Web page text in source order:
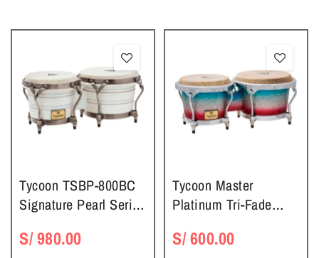
Tycoon TSBP-800BC
Signature Pearl Series
S/ 980.00
Tycoon Master
Platinum Tri-Fade
S/ 600.00